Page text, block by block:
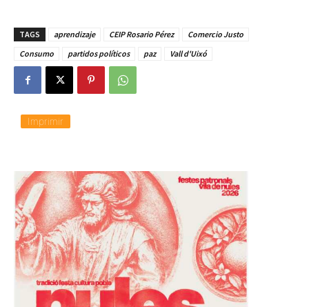
TAGS aprendizaje CEIP Rosario Pérez
Comercio Justo
Consumo
partidos políticos paz Vall d'Uixó
Imprimir